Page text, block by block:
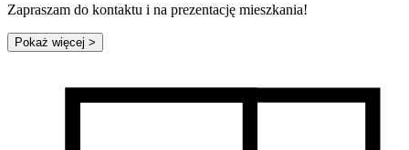
Zapraszam do kontaktu i na prezentację mieszkania!
Pokaż więcej >